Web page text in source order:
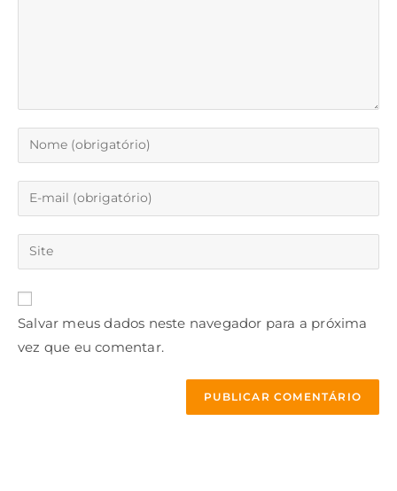
Salvar meus dados neste navegador para a próxima
vez que eu comentar.